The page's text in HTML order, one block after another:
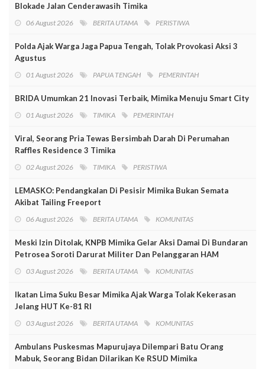
Blokade Jalan Cenderawasih Timika
06 August 2026 BERITA UTAMA PERISTIWA
Polda Ajak Warga Jaga Papua Tengah, Tolak Provokasi Aksi 3
Agustus
01 August 2026 PAPUA TENGAH PEMERINTAH
BRIDA Umumkan 21 Inovasi Terbaik, Mimika Menuju Smart City
01 August 2026 TIMIKA PEMERINTAH
Viral, Seorang Pria Tewas Bersimbah Darah Di Perumahan
Raffles Residence 3 Timika
02 August 2026 TIMIKA PERISTIWA
LEMASKO: Pendangkalan Di Pesisir Mimika Bukan Semata
Akibat Tailing Freeport
06 August 2026 BERITA UTAMA KOMUNITAS
Meski Izin Ditolak, KNPB Mimika Gelar Aksi Damai Di Bundaran
Petrosea Soroti Darurat Militer Dan Pelanggaran HAM
03 August 2026 BERITA UTAMA KOMUNITAS
Ikatan Lima Suku Besar Mimika Ajak Warga Tolak Kekerasan
Jelang HUT Ke-81 RI
03 August 2026 BERITA UTAMA KOMUNITAS
Ambulans Puskesmas Mapurujaya Dilempari Batu Orang
Mabuk, Seorang Bidan Dilarikan Ke RSUD Mimika